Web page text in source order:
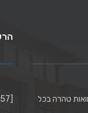
טהרה בכל
[mc4wp_form id="957"]